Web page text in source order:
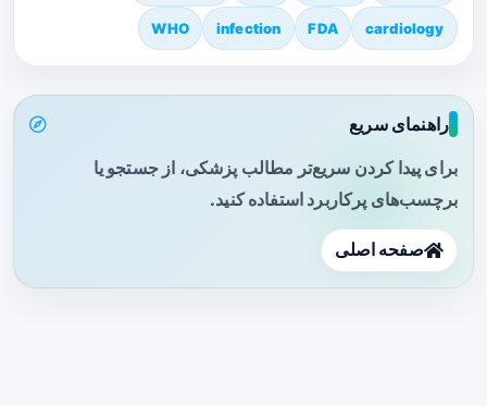
cardiology
FDA
infection
WHO
راهنمای سریع
برای پیدا کردن سریع‌تر مطالب پزشکی، از جستجو یا
برچسب‌های پرکاربرد استفاده کنید.
صفحه اصلی